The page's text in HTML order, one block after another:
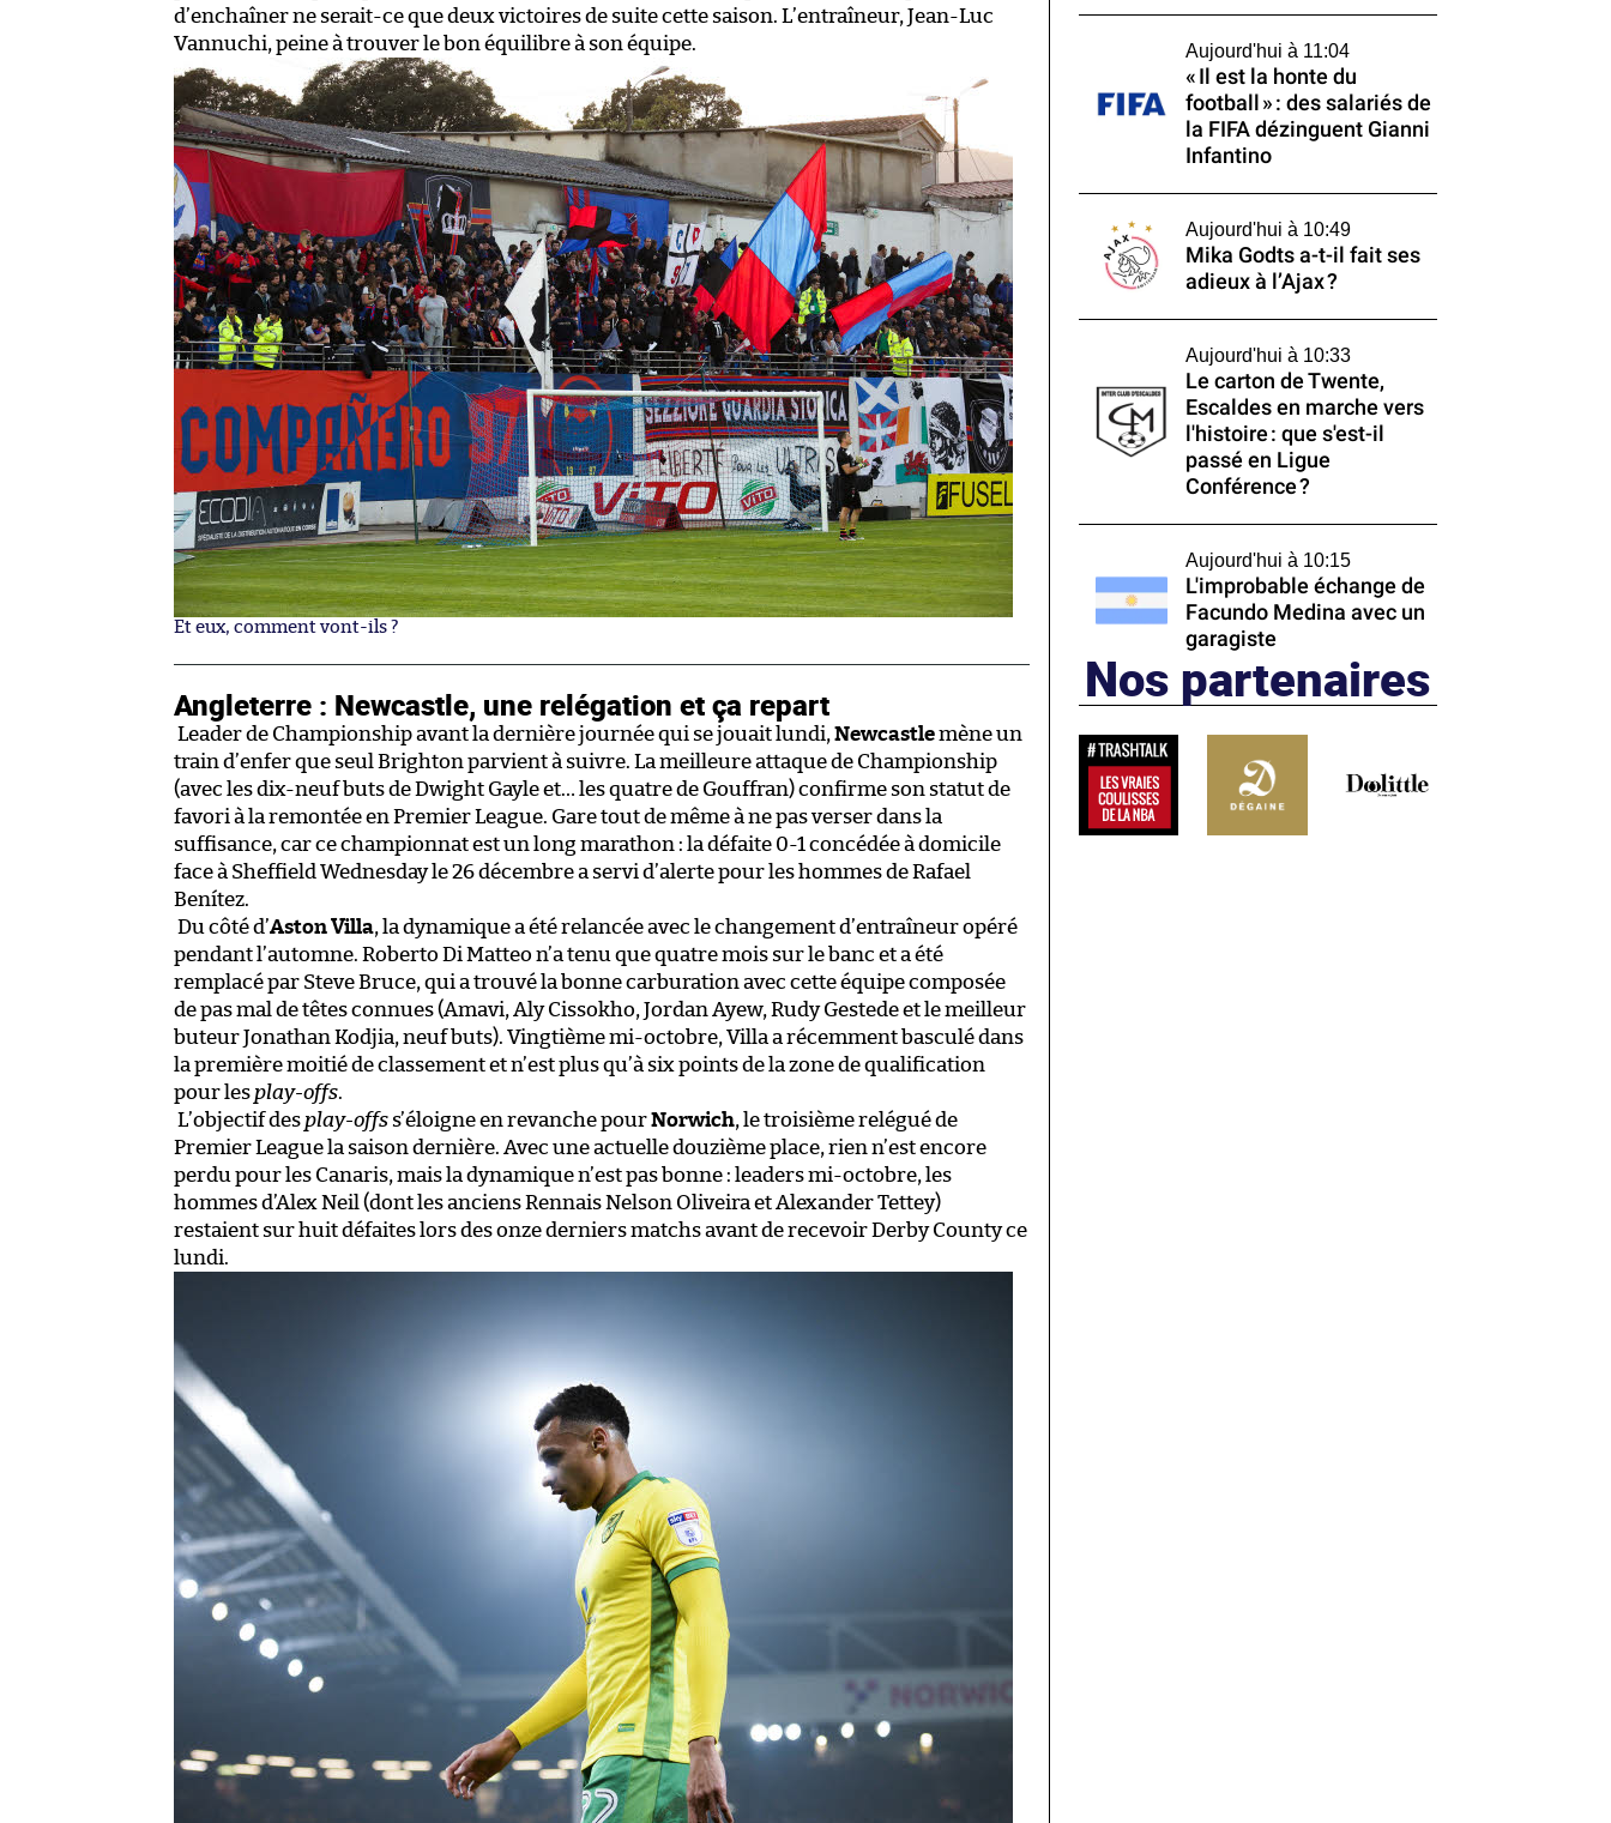
d’enchaîner ne serait-ce que deux victoires de suite cette saison. L’entraîneur, Jean-Luc
Vannuchi, peine à trouver le bon équilibre à son équipe.
Et eux, comment vont-ils ?
Angleterre : Newcastle, une relégation et ça repart
Leader de Championship avant la dernière journée qui se jouait lundi, Newcastlemène un
train d’enfer que seul Brighton parvient à suivre. La meilleure attaque de Championship
(avec les dix-neuf buts de Dwight Gayle et… les quatre de Gouffran) confirme son statut de
favori à la remontée en Premier League. Gare tout de même à ne pas verser dans la
suffisance, car ce championnat est un long marathon : la défaite 0-1 concédée à domicile
face à Sheffield Wednesday le 26 décembre a servi d’alerte pour les hommes de Rafael
Benítez.
Du côté d’Aston Villa, la dynamique a été relancée avec le changement d’entraîneur opéré
pendant l’automne. Roberto Di Matteo n’a tenu que quatre mois sur le banc et a été
remplacé par Steve Bruce, qui a trouvé la bonne carburation avec cette équipe composée
de pas mal de têtes connues (Amavi, Aly Cissokho, Jordan Ayew, Rudy Gestede et le meilleur
buteur Jonathan Kodjia, neuf buts). Vingtième mi-octobre, Villa a récemment basculé dans
la première moitié de classement et n’est plus qu’à six points de la zone de qualification
pour les play-offs.
L’objectif des play-offs s’éloigne en revanche pourNorwich, le troisième relégué de
Premier League la saison dernière. Avec une actuelle douzième place, rien n’est encore
perdu pour les Canaris, mais la dynamique n’est pas bonne : leaders mi-octobre, les
hommes d’Alex Neil (dont les anciens Rennais Nelson Oliveira et Alexander Tettey)
restaient sur huit défaites lors des onze derniers matchs avant de recevoir Derby County ce
lundi.
Aujourd'hui à 11:04
« Il est la honte du
football » : des salariés de
la FIFA dézinguent Gianni
Infantino
Aujourd'hui à 10:49
Mika Godts a-t-il fait ses
adieux à l’Ajax ?
Aujourd'hui à 10:33
Le carton de Twente,
Escaldes en marche vers
l'histoire : que s'est-il
passé en Ligue
Conférence ?
Aujourd'hui à 10:15
L'improbable échange de
Facundo Medina avec un
garagiste
Nos partenaires